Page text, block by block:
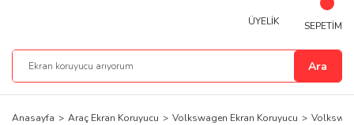
Ara
ÜYELİK SEPETİM
Anasayfa Araç Ekran Koruyucu Volkswagen Ekran Koruyucu